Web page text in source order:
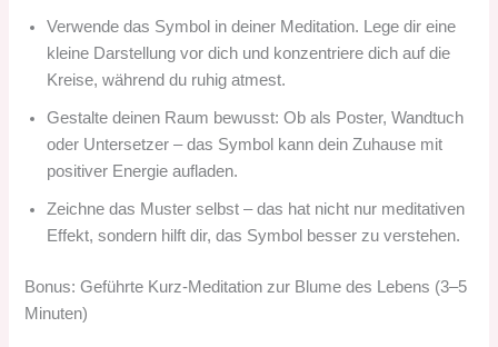
Verwende das Symbol in deiner Meditation. Lege dir eine
kleine Darstellung vor dich und konzentriere dich auf die
Kreise, während du ruhig atmest.
Gestalte deinen Raum bewusst: Ob als Poster, Wandtuch
oder Untersetzer – das Symbol kann dein Zuhause mit
positiver Energie aufladen.
Zeichne das Muster selbst – das hat nicht nur meditativen
Effekt, sondern hilft dir, das Symbol besser zu verstehen.
Bonus: Geführte Kurz-Meditation zur Blume des Lebens (3–5
Minuten)